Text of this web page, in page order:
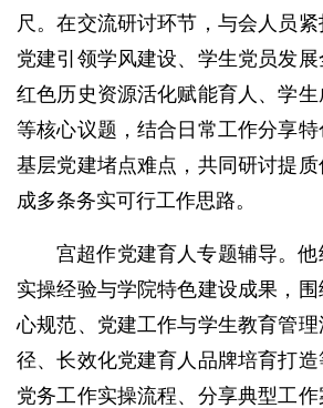
尺。在交流研讨环节，与会人员
党建引领学风建设、学生党员发展
红色历史资源活化赋能育人、学
等核心议题，结合日常工作分享
基层党建堵点难点，共同研讨提
成多条务实可行工作思路。
宫超作党建育人专题辅导。
实操经验与学院特色建设成果，
心规范、党建工作与学生教育管
径、长效化党建育人品牌培育打
党务工作实操流程、分享典型工